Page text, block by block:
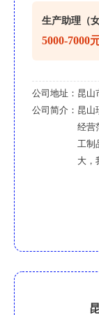
生产助理（
5000-7000
公司地址： 昆山
公司简介： 昆山
经营
工制
大，